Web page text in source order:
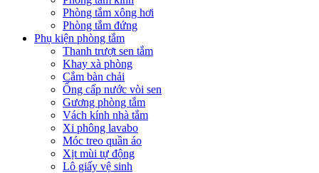
Phòng tắm xông hơi
Phòng tắm đứng
Phụ kiện phòng tắm
Thanh trượt sen tắm
Khay xà phòng
Cắm bàn chải
Ống cấp nước vòi sen
Gương phòng tắm
Vách kính nhà tắm
Xi phông lavabo
Móc treo quần áo
Xịt mùi tự động
Lô giấy vệ sinh